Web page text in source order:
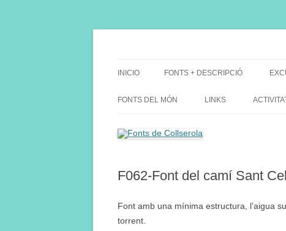
INICIO FONTS + DESCRIPCIÓ
DE
FONTS DEL MÓN LINKS
F062-Font del camí Sant
Font amb una mínima estructura, l’aigua
torrent.